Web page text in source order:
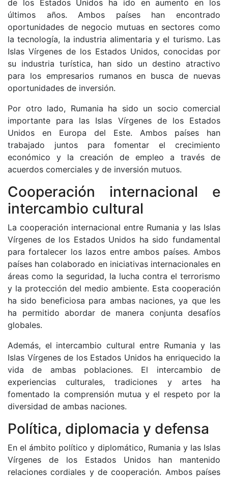
de los Estados Unidos ha ido en aumento en los
últimos años. Ambos países han encontrado
oportunidades de negocio mutuas en sectores como
la tecnología, la industria alimentaria y el turismo. Las
Islas Vírgenes de los Estados Unidos, conocidas por
su industria turística, han sido un destino atractivo
para los empresarios rumanos en busca de nuevas
oportunidades de inversión.
Por otro lado, Rumania ha sido un socio comercial
importante para las Islas Vírgenes de los Estados
Unidos en Europa del Este. Ambos países han
trabajado juntos para fomentar el crecimiento
económico y la creación de empleo a través de
acuerdos comerciales y de inversión mutuos.
Cooperación internacional e
intercambio cultural
La cooperación internacional entre Rumania y las Islas
Vírgenes de los Estados Unidos ha sido fundamental
para fortalecer los lazos entre ambos países. Ambos
países han colaborado en iniciativas internacionales en
áreas como la seguridad, la lucha contra el terrorismo
y la protección del medio ambiente. Esta cooperación
ha sido beneficiosa para ambas naciones, ya que les
ha permitido abordar de manera conjunta desafíos
globales.
Además, el intercambio cultural entre Rumania y las
Islas Vírgenes de los Estados Unidos ha enriquecido la
vida de ambas poblaciones. El intercambio de
experiencias culturales, tradiciones y artes ha
fomentado la comprensión mutua y el respeto por la
diversidad de ambas naciones.
Política, diplomacia y defensa
En el ámbito político y diplomático, Rumania y las Islas
Vírgenes de los Estados Unidos han mantenido
relaciones cordiales y de cooperación. Ambos países